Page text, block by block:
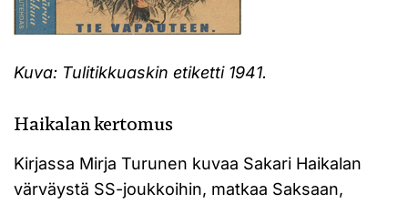
Kuva: Tulitikkuaskin etiketti 1941.
Haikalan kertomus
Kirjassa Mirja Turunen kuvaa Sakari Haikalan
värväystä SS-joukkoihin, matkaa Saksaan,